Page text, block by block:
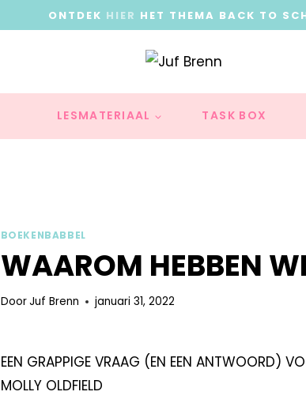
ONTDEK HIER HET THEMA BACK TO
LESMATERIAAL TASK BOX
BOEKENBABBEL
WAAROM HEBBEN
DoorJuf Brenn januari 31, 2022
EEN GRAPPIGE VRAAG (EN EEN ANTWOORD)
MOLLY OLDFIELD